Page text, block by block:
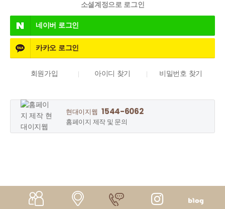
소셜계정으로 로그인
네이버 로그인
카카오 로그인
회원가입 아이디 찾기 비밀번호 찾기
현대이지웹 1544-6062
홈페이지 제작 및 문의